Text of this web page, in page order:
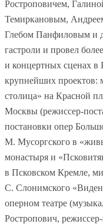
Ростроповичем,
Темиркановым,
Глебом Панфиловым и
гастроли и провел
и концертных сценах в
крупнейших проектов:
столица» на Красной
Москвы (режиссер-
постановки опер
М. Мусоргского в
монастыря и
в Псковском Кремле,
С. Слонимского
оперном театре
Ростропович,